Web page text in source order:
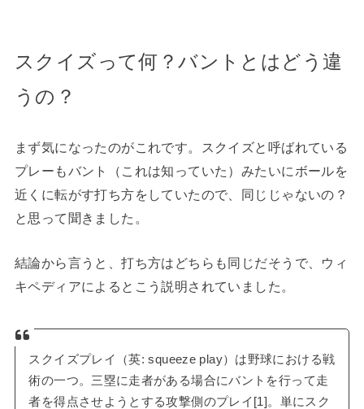
スクイズって何？バントとはどう違
うの？
まず気になったのがこれです。スクイズと呼ばれている
プレーもバント（これは知っていた）みたいにボールを
近くに転がす打ち方をしていたので、同じじゃないの？
と思って聞きました。
結論から言うと、打ち方はどちらも同じだそうで、ウィ
キペディアによるとこう説明されていました。
スクイズプレイ（英: squeeze play）は野球における戦
術の一つ。三塁に走者がある場合にバントを行って走
者を得点させようとする攻撃側のプレイ[1]。単にスク